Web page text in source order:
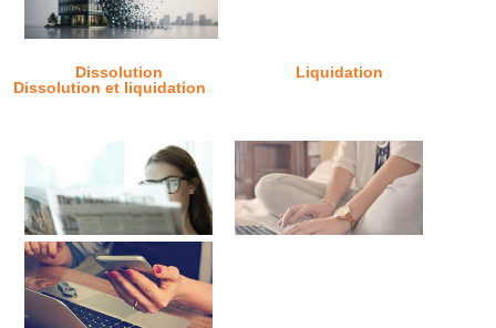
Dissolution
Liquidation
Dissolution et liquidation